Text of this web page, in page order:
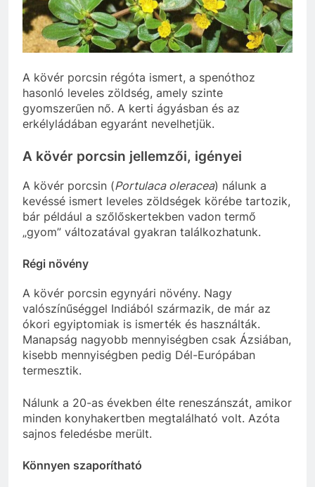
A kövér porcsin régóta ismert, a spenóthoz
hasonló leveles zöldség, amely szinte
gyomszerűen nő. A kerti ágyásban és az
erkélyládában egyaránt nevelhetjük.
A kövér porcsin jellemzői, igényei
A kövér porcsin (Portulaca oleracea) nálunk a
kevéssé ismert leveles zöldségek körébe tartozik,
bár például a szőlőskertekben vadon termő
„gyom” változatával gyakran találkozhatunk.
Régi növény
A kövér porcsin egynyári növény. Nagy
valószínűséggel Indiából származik, de már az
ókori egyiptomiak is ismerték és használták.
Manapság nagyobb mennyiségben csak Ázsiában,
kisebb mennyiségben pedig Dél-Európában
termesztik.
Nálunk a 20-as években élte reneszánszát, amikor
minden konyhakertben megtalálható volt. Azóta
sajnos feledésbe merült.
Könnyen szaporítható